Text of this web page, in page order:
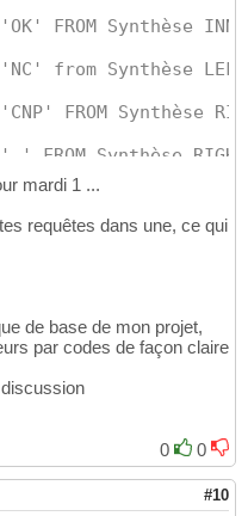
'OK' FROM Synthèse
'NC' from Synthèse
'CNP' FROM Synthèse
' ' FROM Synthèse
mardi 1 ...
requêtes dans une, ce qui
de base de mon projet,
par codes de façon claire
0
0
#10